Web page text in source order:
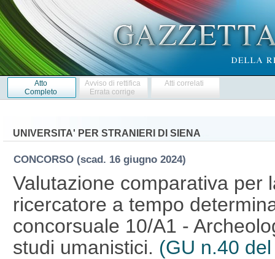
Atto
Completo
Avviso di rettifica
Errata corrige
Atti correlati
UNIVERSITA' PER STRANIERI DI SIENA
CONCORSO (scad. 16 giugno 2024)
Valutazione comparativa per
ricercatore a tempo
concorsuale 10/A1 -
studi umanistici. (GU n.40